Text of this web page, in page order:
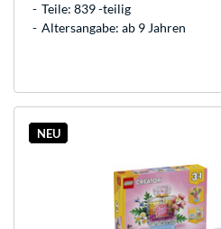
Teile: 839 -teilig
Altersangabe: ab 9 Jahren
NEU